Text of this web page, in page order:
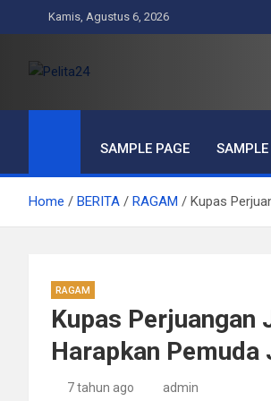
to
Kamis, Agustus 6, 2026
Pelita24
SAMPLE PAGE SAMPLE
Home BERITA RAGAM Kupas
RAGAM
Kupas Perjuangan
Harapkan Pemuda
7 tahun ago admin